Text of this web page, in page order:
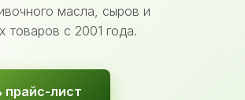
масла, сыров и
товаров с 2001 года.
прайс-лист